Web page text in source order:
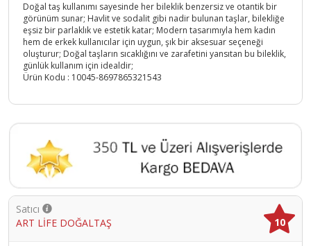
Doğal taş kullanımı sayesinde her bileklik benzersiz ve otantik bir
görünüm sunar; Havlit ve sodalit gibi nadir bulunan taşlar, bilekliğe
eşsiz bir parlaklık ve estetik katar; Modern tasarımıyla hem kadın
hem de erkek kullanıcılar için uygun, şık bir aksesuar seçeneği
oluşturur; Doğal taşların sıcaklığını ve zarafetini yansıtan bu bileklik,
günlük kullanım için idealdir;
Ürün Kodu : 10045-8697865321543
Satıcı
ART LİFE DOĞALTAŞ
10